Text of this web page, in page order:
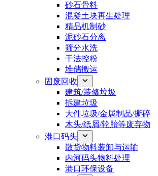
砂石骨料
混凝土块再生处理
精品机制砂
泥砂石分离
筛分水洗
干法控粉
堆储搬运
固废回收
建筑/装修垃圾
拆建垃圾
大件垃圾/金属制品/撕碎
木头/纸屑/轮胎等废弃物
港口码头
散货物料装卸与运输
内河码头物料处理
港口环保设备